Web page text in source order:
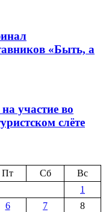
«Быть, а
участие во
слёте
Пт Сб
Вс
1
6 7
8